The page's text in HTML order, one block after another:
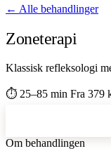
← Alle behandlinger
Zoneterapi
Klassisk refleksologi
⏱ 25–85 min Fra 379
Om behandlingen